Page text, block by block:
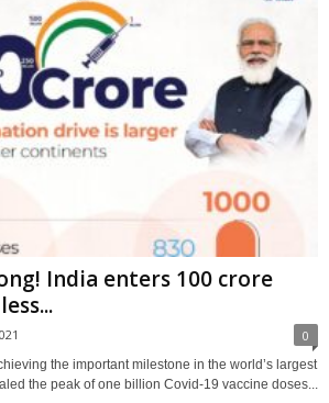
India enters 100 crore
0
the important milestone in the world’s largest
the peak of one billion Covid-19 vaccine doses...